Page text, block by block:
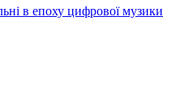
в епоху цифрової музики